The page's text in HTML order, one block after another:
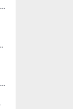
2024赵玉峰高三物理课程24年高考物理一轮复习网课教程
(上下五千年)
2022赵礼显高一数学必修一课程视频资源(秋季班 含讲义)百度网盘云
分享